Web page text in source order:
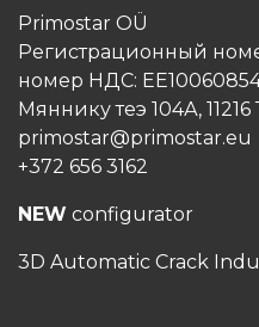
Primostar OÜ
Регистрационный
номер НДС:
Мяннику теэ 104А,
primostar@primostar.eu
+372 656 3162
NEW configurator
3D Automatic Crack